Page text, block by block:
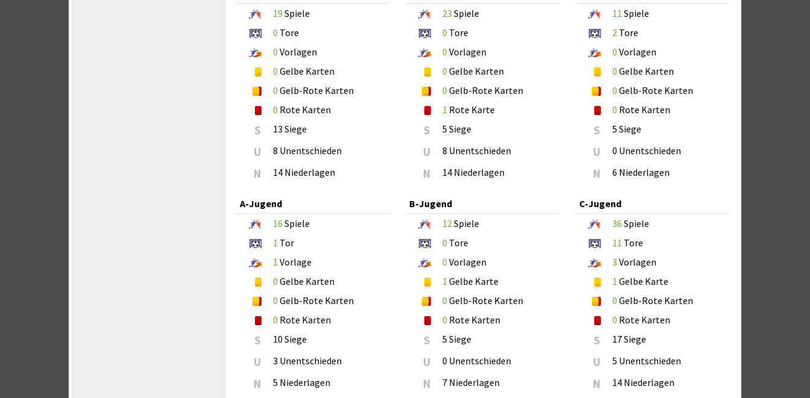
19 Spiele
0 Tore
0 Vorlagen
0 Gelbe Karten
0 Gelb-Rote Karten
0 Rote Karten
S 13 Siege
U 8 Unentschieden
N 14 Niederlagen
23 Spiele
0 Tore
0 Vorlagen
0 Gelbe Karten
0 Gelb-Rote Karten
1 Rote Karte
S 5 Siege
U 8 Unentschieden
N 14 Niederlagen
11 Spiele
2 Tore
0 Vorlagen
0 Gelbe Karten
0 Gelb-Rote Karten
0 Rote Karten
S 5 Siege
U 0 Unentschieden
N 6 Niederlagen
A-Jugend
16 Spiele
1 Tor
1 Vorlage
0 Gelbe Karten
0 Gelb-Rote Karten
0 Rote Karten
S 10 Siege
U 3 Unentschieden
N 5 Niederlagen
B-Jugend
12 Spiele
0 Tore
0 Vorlagen
1 Gelbe Karte
0 Gelb-Rote Karten
0 Rote Karten
S 5 Siege
U 0 Unentschieden
N 7 Niederlagen
C-Jugend
36 Spiele
11 Tore
3 Vorlagen
1 Gelbe Karte
0 Gelb-Rote Karten
0 Rote Karten
S 17 Siege
U 5 Unentschieden
N 14 Niederlagen